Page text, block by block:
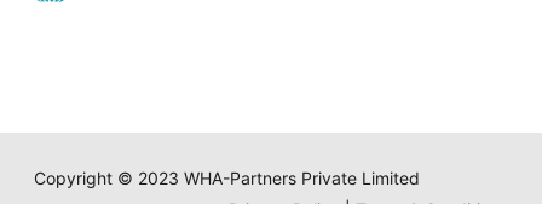
Copyright © 2023 WHA-Partners Private Limited